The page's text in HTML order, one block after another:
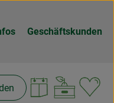
Geschäftskunden